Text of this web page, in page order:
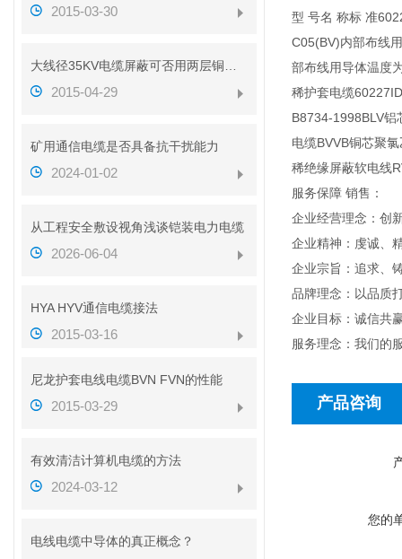
2015-03-30
2015-04-29
矿用通信电缆是否具备抗干扰能力
2024-01-02
从工程安全敷设视角浅谈铠装电力电缆
2026-06-04
HYA HYV通信电缆接法
2015-03-16
尼龙护套电线电缆BVN FVN的性能
2015-03-29
有效清洁计算机电缆的方法
2024-03-12
电线电缆中导体的真正概念？
型 号名 称标 准
C05(BV)内部布线
部布线用导体温度
稀护套电缆
B8734-1998BLV铝
电缆BVVB铜芯聚
稀绝缘屏蔽软电线
服务保障 销售：
企业经营理念：创
企业精神：虔诚、
企业宗旨：追求、
品牌理念：以品质
企业目标：诚信共
服务理念：我们的
产品咨询
您的